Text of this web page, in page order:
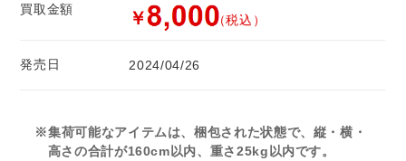
買取金額 ￥ （税込）
発売日 2024/04/26
※集荷可能なアイテムは、梱包された状態で、縦・横・
高さの合計が160cm以内、重さ25kg以内です。